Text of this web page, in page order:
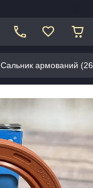
Сальник армований